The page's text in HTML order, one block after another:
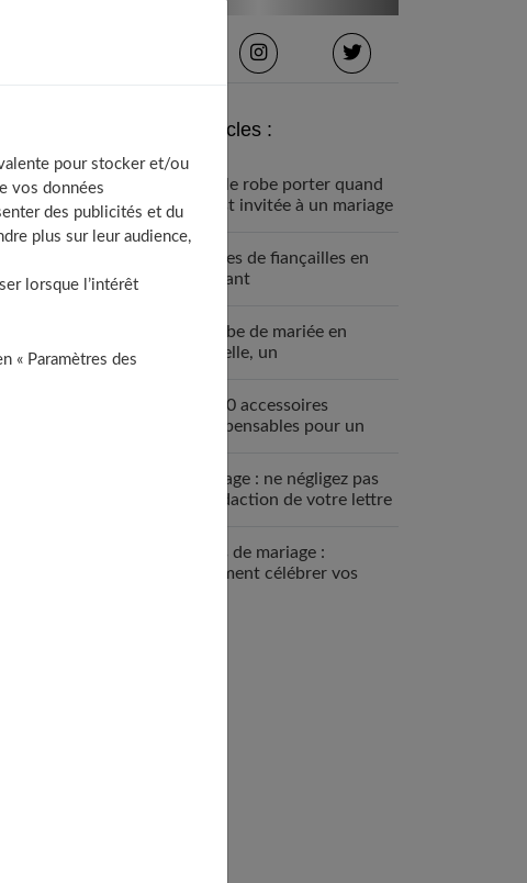
Derniers articles :
Quelle robe porter quand
on est invitée à un mariage
Bagues de fiançailles en
diamant
La robe de mariée en
dentelle, un
Les 10 accessoires
indispensables pour un
Mariage : ne négligez pas
la rédaction de votre lettre
8 ans de mariage :
comment célébrer vos
pour stocker et/ou
vos données
des publicités et du
plus sur leur audience,
lorsque l’intérêt
« Paramètres des